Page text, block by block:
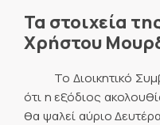
Τα στοιχεία
Χρήστου
Το Διοικητικό
ότι η εξόδιος
θα ψαλεί αύριο